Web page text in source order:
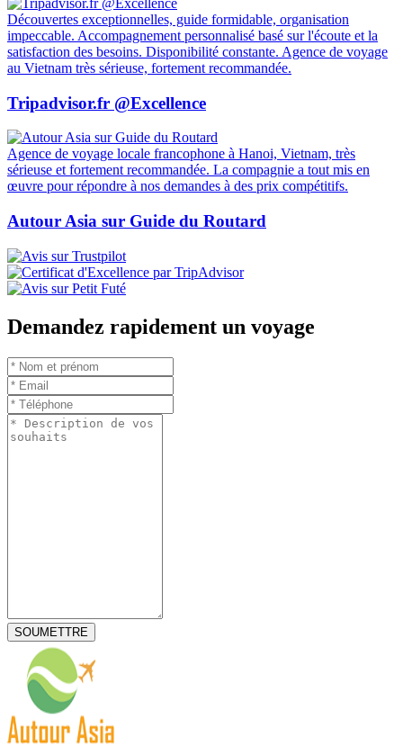
Découvertes exceptionnelles, guide formidable, organisation
impeccable. Accompagnement personnalisé basé sur l'écoute et la
satisfaction des besoins. Disponibilité constante. Agence de voyage
au Vietnam très sérieuse, fortement recommandée.
Tripadvisor.fr @Excellence
Agence de voyage locale francophone à Hanoi, Vietnam, très
sérieuse et fortement recommandée. La compagnie a tout mis en
œuvre pour répondre à nos demandes à des prix compétitifs.
Autour Asia sur Guide du Routard
Demandez rapidement un voyage